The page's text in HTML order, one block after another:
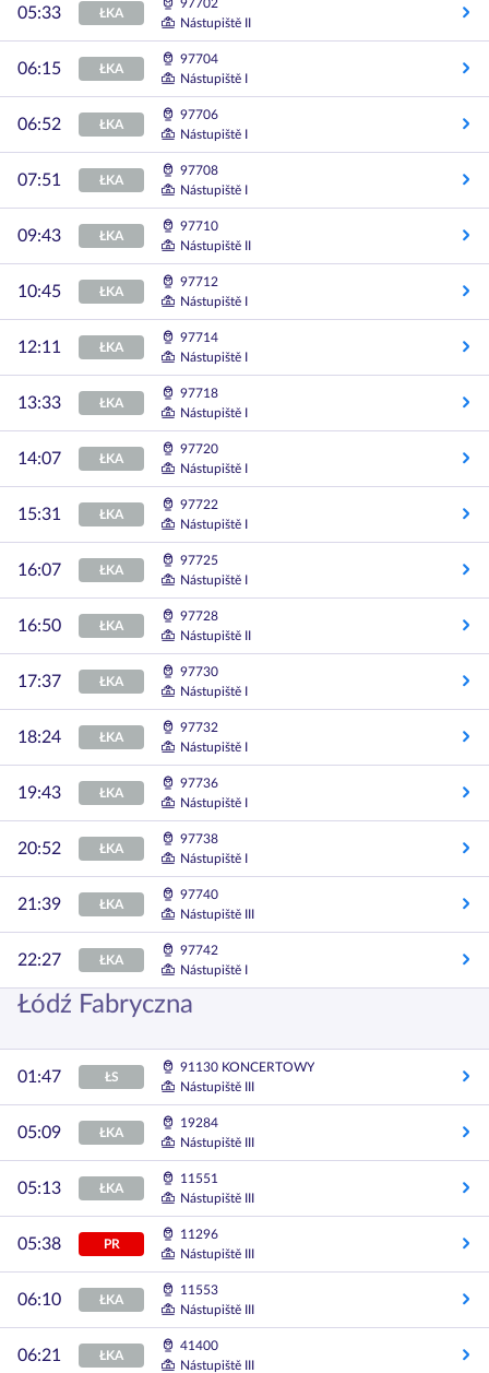
05:33 ŁKA
97702
Nástupiště II
06:15 ŁKA
97704
Nástupiště I
06:52 ŁKA
97706
Nástupiště I
07:51 ŁKA
97708
Nástupiště I
09:43 ŁKA
97710
Nástupiště II
10:45 ŁKA
97712
Nástupiště I
12:11 ŁKA
97714
Nástupiště I
13:33 ŁKA
97718
Nástupiště I
14:07 ŁKA
97720
Nástupiště I
15:31 ŁKA
97722
Nástupiště I
16:07 ŁKA
97725
Nástupiště I
16:50 ŁKA
97728
Nástupiště II
17:37 ŁKA
97730
Nástupiště I
18:24 ŁKA
97732
Nástupiště I
19:43 ŁKA
97736
Nástupiště I
20:52 ŁKA
97738
Nástupiště I
21:39 ŁKA
97740
Nástupiště III
22:27 ŁKA
97742
Nástupiště I
Łódź Fabryczna
01:47 ŁS
91130 KONCERTOWY
Nástupiště III
05:09 ŁKA
19284
Nástupiště III
05:13 ŁKA
11551
Nástupiště III
05:38 PR
11296
Nástupiště III
06:10 ŁKA
11553
Nástupiště III
06:21 ŁKA
41400
Nástupiště III